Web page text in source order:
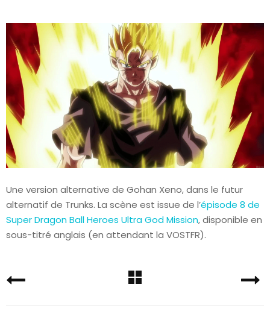
Une version alternative de Gohan Xeno, dans le futur
alternatif de Trunks. La scène est issue de l’épisode 8 de
Super Dragon Ball Heroes Ultra God Mission, disponible en
sous-titré anglais (en attendant la VOSTFR).